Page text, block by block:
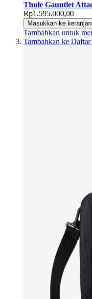
Thule Gauntlet
Rp1.595.000,00
Masukkan ke
Tambahkan untuk
Tambahkan ke